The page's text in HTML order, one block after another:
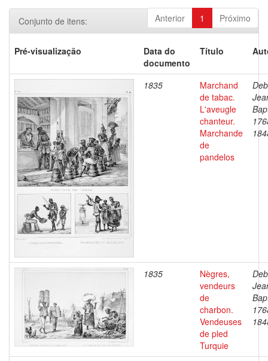
Anterior 1 Próximo
Conjunto de itens:
Pré-visualização
Data do
documento
Título
1835
Marchand
de tabac.
L'aveugle
chanteur.
Marchande
de
pandelos
1835
Nègres,
vendeurs
de
charbon.
Vendeuses
de pled
Turquie